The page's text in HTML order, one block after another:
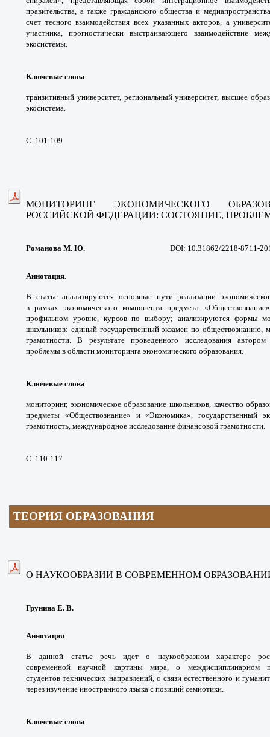
правительства, а также гражданского общества и
счет тесного взаимодействия всех указанных акторов, а
участника, прогностически выстраивающего взаимодействие
экосистемы.
Ключевые слова:
транзитивный университет, региональный университет, высшее
экосистема.
С. 101-109
МОНИТОРИНГ ЭКОНОМИЧЕСКОГО
РОССИЙСКОЙ ФЕДЕРАЦИИ: СОСТОЯНИЕ,
Романова М. Ю. DOI: 10.31862/2218-8711-
Аннотация.
В статье анализируются основные пути реализации
врамках экономического компонента предмета
профильном уровне, курсов повыбору; анализируются формы
школьников: единый государственный экзамен по обществознанию,
грамотности. В результатепроведенного исследования
проблемы в области мониторинга экономического образования.
Ключевые слова:
мониторинг, экономическоеобразование школьников, качество
предметы «Обществознание» и «Экономика», государственный
грамотность, международное исследование финансовой грамотности.
С. 110-117
ТЕОРИЯ ОБРАЗОВАНИЯ
О НАУКООБРАЗИИ В СОВРЕМЕННОМ
Грунина Е. В.
Аннотация.
В данной статье речь идето наукообразном характере
современнойнаучной картины мира, о междисциплинарном
студентовтехнических направлений, о связи естественного и
через изучение иностранного языка с позиций семиотики.
Ключевые слова: